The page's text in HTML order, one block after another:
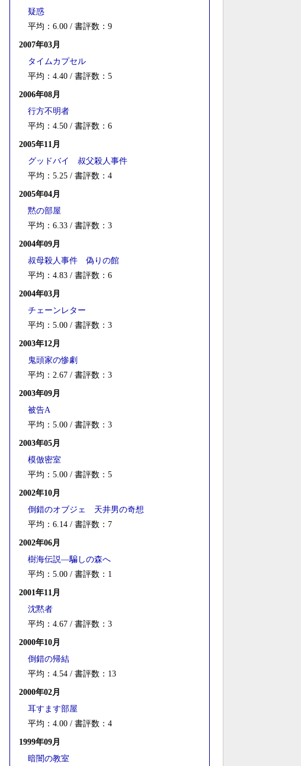
疑惑
平均：6.00 / 書評数：9
2007年03月
タイムカプセル
平均：4.40 / 書評数：5
2006年08月
行方不明者
平均：4.50 / 書評数：6
2005年11月
グッドバイ 叔父殺人事件
平均：5.25 / 書評数：4
2005年04月
黙の部屋
平均：6.33 / 書評数：3
2004年09月
叔母殺人事件 偽りの館
平均：4.83 / 書評数：6
2004年03月
チェーンレター
平均：5.00 / 書評数：3
2003年12月
鬼頭家の惨劇
平均：2.67 / 書評数：3
2003年09月
被告A
平均：5.00 / 書評数：3
2003年05月
模倣密室
平均：5.00 / 書評数：5
2002年10月
倒錯のオブジェ 天井男の奇想
平均：6.14 / 書評数：7
2002年06月
樹海伝説―騙しの森へ
平均：5.00 / 書評数：1
2001年11月
沈黙者
平均：4.67 / 書評数：3
2000年10月
倒錯の帰結
平均：4.54 / 書評数：13
2000年02月
耳すます部屋
平均：4.00 / 書評数：4
1999年09月
暗闇の教室